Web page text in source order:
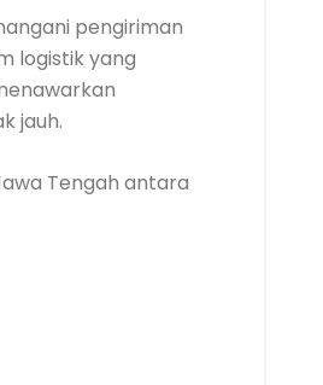
pengiriman
logistik yang
jauh.
Tengah antara